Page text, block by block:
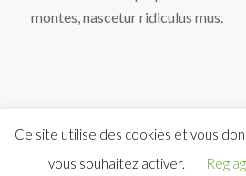
montes, nascetur ridiculus mus.
Mentions légales
Marchés publics
Ce site utilise des cookies et vous
vous souhaitez activer.